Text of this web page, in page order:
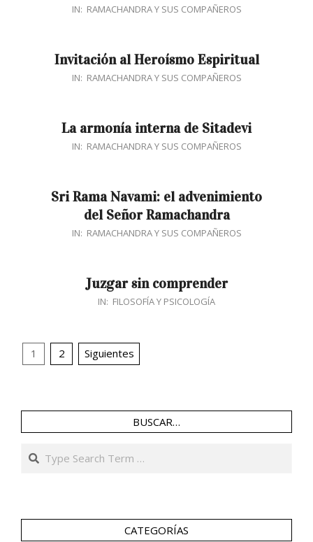
IN: RAMACHANDRA Y SUS COMPAÑEROS
Invitación al Heroísmo Espiritual
IN: RAMACHANDRA Y SUS COMPAÑEROS
La armonía interna de Sitadevi
IN: RAMACHANDRA Y SUS COMPAÑEROS
Sri Rama Navami: el advenimiento
del Señor Ramachandra
IN: RAMACHANDRA Y SUS COMPAÑEROS
Juzgar sin comprender
IN: FILOSOFÍA Y PSICOLOGÍA
Navegación
1 2 Siguientes
BUSCAR…
Search
CATEGORÍAS